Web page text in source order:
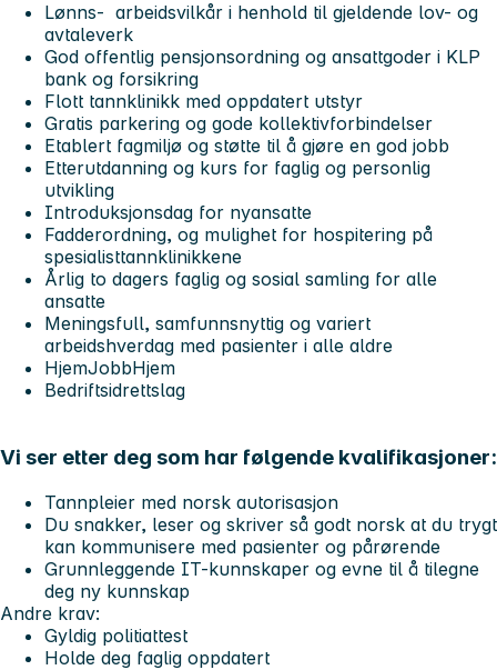
Lønns- arbeidsvilkår i henhold til gjeldende lov- og
avtaleverk
God offentlig pensjonsordning og ansattgoder i KLP
bank og forsikring
Flott tannklinikk med oppdatert utstyr
Gratis parkering og gode kollektivforbindelser
Etablert fagmiljø og støtte til å gjøre en god jobb
Etterutdanning og kurs for faglig og personlig
utvikling
Introduksjonsdag for nyansatte
Fadderordning, og mulighet for hospitering på
spesialisttannklinikkene
Årlig to dagers faglig og sosial samling for alle
ansatte
Meningsfull, samfunnsnyttig og variert
arbeidshverdag med pasienter i alle aldre
HjemJobbHjem
Bedriftsidrettslag
Vi ser etter deg som har følgende kvalifikasjoner:
Tannpleier med norsk autorisasjon
Du snakker, leser og skriver så godt norsk at du trygt
kan kommunisere med pasienter og pårørende
Grunnleggende IT-kunnskaper og evne til å tilegne
deg ny kunnskap
Andre krav:
Gyldig politiattest
Holde deg faglig oppdatert